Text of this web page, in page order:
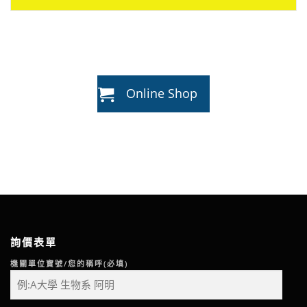
Online Shop
詢價表單
機關單位寶號/您的稱呼(必填)